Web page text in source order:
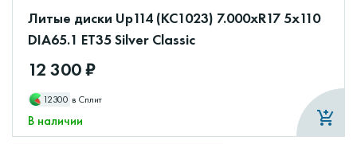
Литые диски Up114 (КС1023) 7.000xR17 5x110
DIA65.1 ET35 Silver Classic
12 300 ₽
12300 в Сплит
В наличии